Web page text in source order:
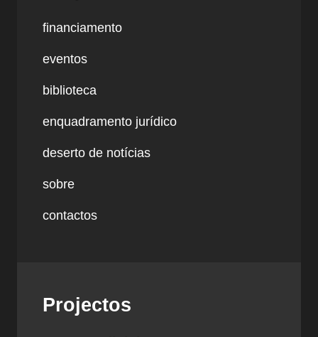
financiamento
eventos
biblioteca
enquadramento jurídico
deserto de notícias
sobre
contactos
Projectos